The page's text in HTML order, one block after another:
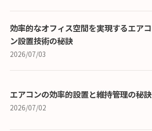
効率的なオフィス空間を実現するエアコ
ン設置技術の秘訣
2026/07/03
エアコンの効率的設置と維持管理の秘訣
2026/07/02